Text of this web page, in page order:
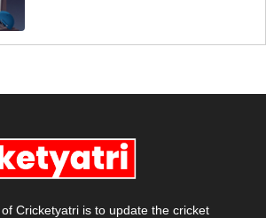
Cricketyatri is to update the cricket